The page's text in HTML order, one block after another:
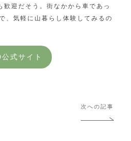
迎だそう。街なかから車であっ
、気軽に山暮らし体験してみるの
式サイト
次への記事